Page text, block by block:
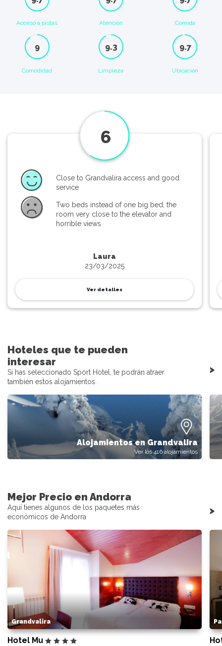
Acceso a pistas Atención Comida
9
Comodidad
9.3
Limpieza
9.7
Ubicación
6
Laura
23/03/2025
Close to Grandvalira access and good
service
Two beds instead of one big bed, the
room very close to the elevator and
horrible views
Ver detalles
Hoteles que te pueden
interesar
Si has seleccionado Sport Hotel, te podrán atraer
también estos alojamientos.
>
Alojamientos en Grandvalira
Ver los 416 alojamientos
Mejor Precio en Andorra
Aquí tienes algunos de los paquetes más
económicos de Andorra
>
Grandvalira
Hotel Mu